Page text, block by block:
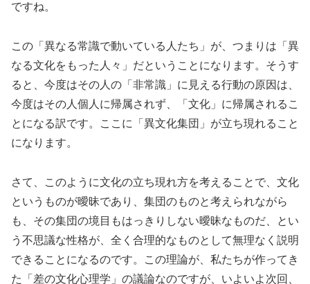
ですね。
この「異なる常識で動いている人たち」が、つまりは「異
なる文化をもった人々」だということになります。そうす
ると、今度はその人の「非常識」に見える行動の原因は、
今度はその人個人に帰属されず、「文化」に帰属されるこ
とになる訳です。ここに「異文化集団」が立ち現れること
になります。
さて、このように文化の立ち現れ方を考えることで、文化
というものが曖昧であり、集団のものと考えられながら
も、その集団の境目もはっきりしない曖昧なものだ、とい
う不思議な性格が、全く合理的なものとして無理なく説明
できることになるのです。この理論が、私たちが作ってき
た「差の文化心理学」の議論なのですが、いよいよ次回、